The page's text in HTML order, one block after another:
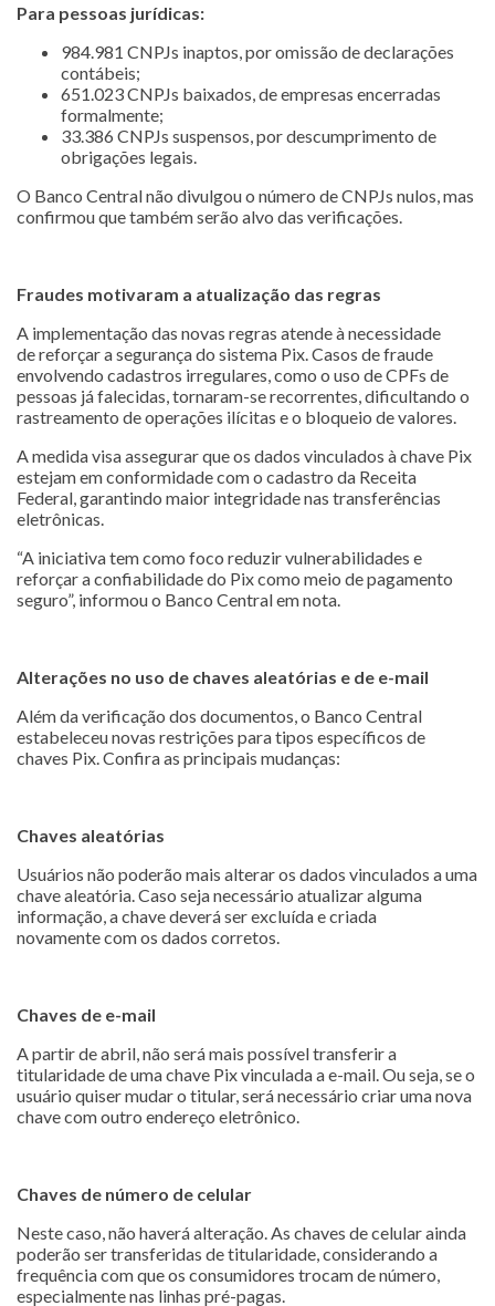
Para pessoas jurídicas:
984.981 CNPJs inaptos, por omissão de declarações
contábeis;
651.023 CNPJs baixados, de empresas encerradas
formalmente;
33.386 CNPJs suspensos, por descumprimento de
obrigações legais.
O Banco Central não divulgou o número de CNPJs nulos, mas
confirmou que também serão alvo das verificações.
Fraudes motivaram a atualização das regras
A implementação das novas regras atende à necessidade
de reforçar a segurança do sistema Pix. Casos de fraude
envolvendo cadastros irregulares, como o uso de CPFs de
pessoas já falecidas, tornaram-se recorrentes, dificultando o
rastreamento de operações ilícitas e o bloqueio de valores.
A medida visa assegurar que os dados vinculados à chave Pix
estejam em conformidade com o cadastro da Receita
Federal, garantindo maior integridade nas transferências
eletrônicas.
“A iniciativa tem como foco reduzir vulnerabilidades e
reforçar a confiabilidade do Pix como meio de pagamento
seguro”, informou o Banco Central em nota.
Alterações no uso de chaves aleatórias e de e-mail
Além da verificação dos documentos, o Banco Central
estabeleceu novas restrições para tipos específicos de
chaves Pix. Confira as principais mudanças:
Chaves aleatórias
Usuários não poderão mais alterar os dados vinculados a uma
chave aleatória. Caso seja necessário atualizar alguma
informação, a chave deverá ser excluída e criada
novamente com os dados corretos.
Chaves de e-mail
A partir de abril, não será mais possível transferir a
titularidade de uma chave Pix vinculada a e-mail. Ou seja, se o
usuário quiser mudar o titular, será necessário criar uma nova
chave com outro endereço eletrônico.
Chaves de número de celular
Neste caso, não haverá alteração. As chaves de celular ainda
poderão ser transferidas de titularidade, considerando a
frequência com que os consumidores trocam de número,
especialmente nas linhas pré-pagas.